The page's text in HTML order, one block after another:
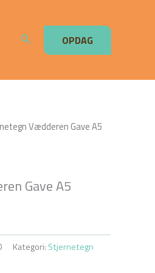
Søg OPDAG
Vædderen Gave A5
Gave A5
Kategori: Stjernetegn